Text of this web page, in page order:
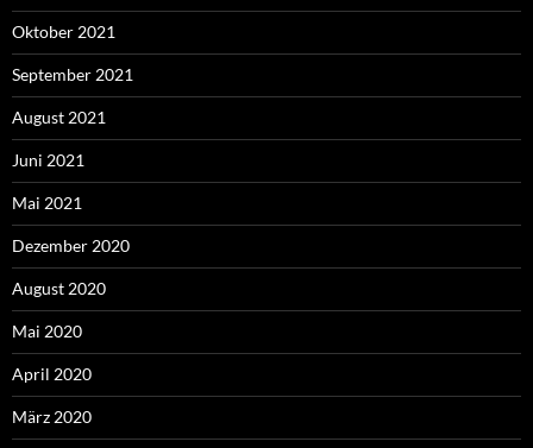
Oktober 2021
September 2021
August 2021
Juni 2021
Mai 2021
Dezember 2020
August 2020
Mai 2020
April 2020
März 2020